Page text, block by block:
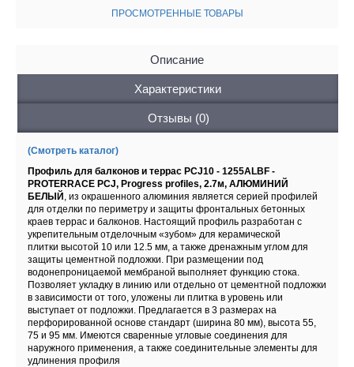
ПРОСМОТРЕННЫЕ ТОВАРЫ
Описание
Характеристики
Отзывы (0)
(Смотреть каталог)
Профиль для балконов и террас PCJ10 - 1255ALBF -
PROTERRACE PCJ, Progress profiles, 2.7м, АЛЮМИНИЙ
БЕЛЫЙ , из окрашенного алюминия является серией профилей
для отделки по периметру и защиты фронтальных бетонных
краев террас и балконов. Настоящий профиль разработан с
укрепительным отделочным «зубом» для керамической
плитки высотой 10 или 12.5 мм, а также дренажным углом для
защиты цементной подложки. При размещении под
водонепроницаемой мембраной выполняет функцию стока.
Позволяет укладку в линию или отдельно от цементной подложки
в зависимости от того, уложены ли плитка в уровень или
выступает от подложки. Предлагается в 3 размерах на
перфорированной основе стандарт (ширина 80 мм), высота 55,
75 и 95 мм. Имеются сваренные угловые соединения для
наружного применения, а также соединительные элементы для
удлинения профиля